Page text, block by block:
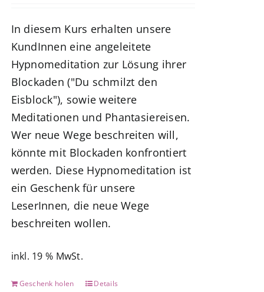
7,77 €0,00 €.
In diesem Kurs erhalten unsere
KundInnen eine angeleitete
Hypnomeditation zur Lösung ihrer
Blockaden ("Du schmilzt den
Eisblock"), sowie weitere
Meditationen und Phantasiereisen.
Wer neue Wege beschreiten will,
könnte mit Blockaden konfrontiert
werden. Diese Hypnomeditation ist
ein Geschenk für unsere
LeserInnen, die neue Wege
beschreiten wollen.
inkl. 19 % MwSt.
Geschenk holen Details